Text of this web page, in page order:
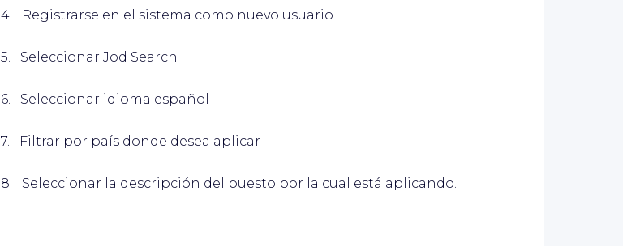
4. Registrarse en el sistema como nuevo usuario
5. Seleccionar Jod Search
6. Seleccionar idioma español
7. Filtrar por país donde desea aplicar
8. Seleccionar la descripción del puesto por la cual está aplicando.